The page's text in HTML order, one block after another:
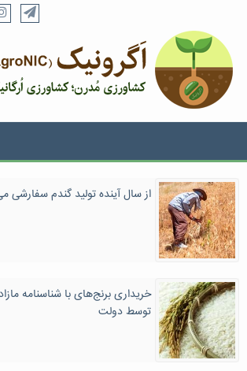
از سال آینده تولید گندم سفارشی
خریداری برنج‌های با شناسنامه
توسط دولت